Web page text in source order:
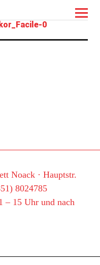
0
Noack · Hauptstr.
8024785
– 15 Uhr und nach